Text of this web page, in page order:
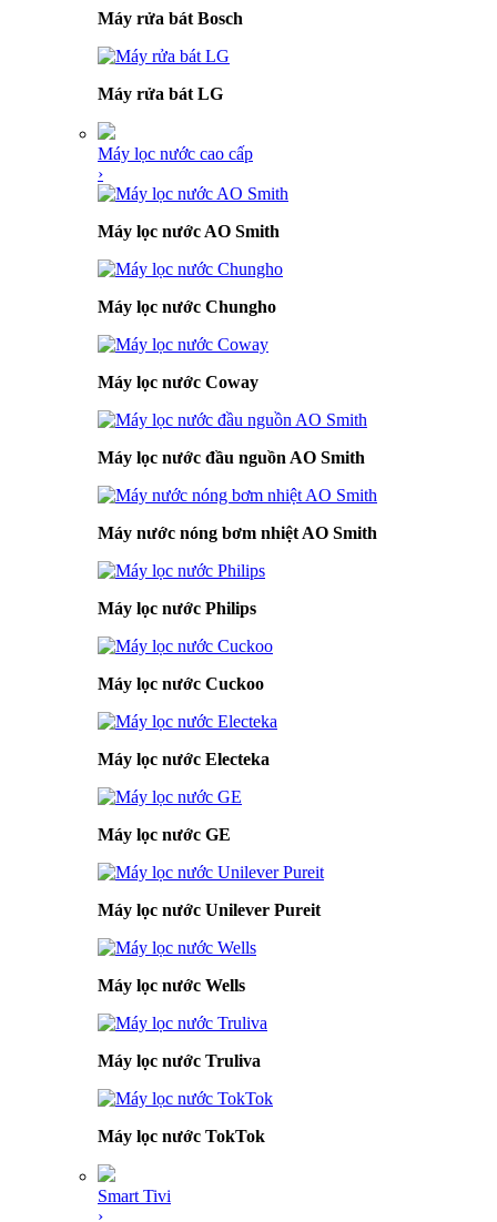
Máy rửa bát Bosch
Máy rửa bát LG
Máy lọc nước cao cấp
›
Máy lọc nước AO Smith
Máy lọc nước Chungho
Máy lọc nước Coway
Máy lọc nước đầu nguồn AO Smith
Máy nước nóng bơm nhiệt AO Smith
Máy lọc nước Philips
Máy lọc nước Cuckoo
Máy lọc nước Electeka
Máy lọc nước GE
Máy lọc nước Unilever Pureit
Máy lọc nước Wells
Máy lọc nước Truliva
Máy lọc nước TokTok
Smart Tivi
›